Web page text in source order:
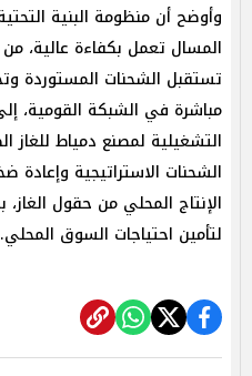
وأوضح أن منظومة البنية
المسال تعمل بكفاءة عالية،
تستقبل الشحنات المستوردة
مباشرة في الشبكة القومية،
التشغيلية لمصنع دمياط
الشحنات الاستراتيجية وإعادة
الإنتاج المحلي من حقول
لتأمين احتياجات السوق المحلي.